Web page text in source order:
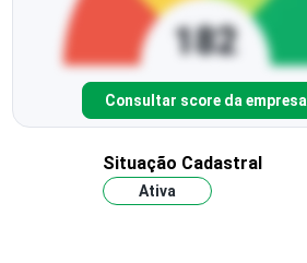
Consultar score da empresa
Situação Cadastral
Ativa